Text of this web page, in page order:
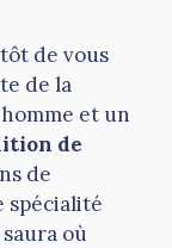
de vous
de la
et un
de
de
spécialité
où